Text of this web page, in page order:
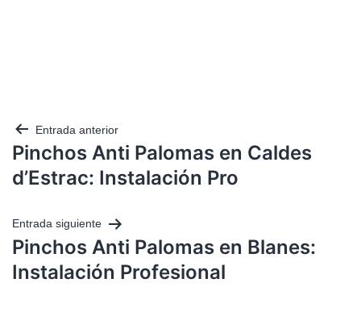
Entrada anterior
Pinchos Anti Palomas en Caldes
d’Estrac: Instalación Pro
Entrada siguiente
Pinchos Anti Palomas en Blanes:
Instalación Profesional